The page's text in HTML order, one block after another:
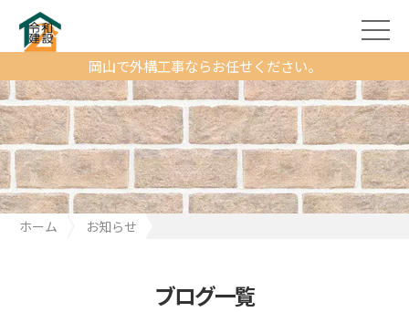
岡山で外構工事ならお任せください。
ホーム
お知らせ
ブログ一覧